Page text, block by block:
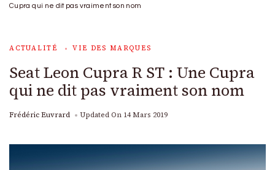
Cupra qui ne dit pas vraiment son nom
ACTUALITÉ VIE DES MARQUES
Seat Leon Cupra R ST : Une Cupra
qui ne dit pas vraiment son nom
Frédéric Euvrard Updated On 14 Mars 2019